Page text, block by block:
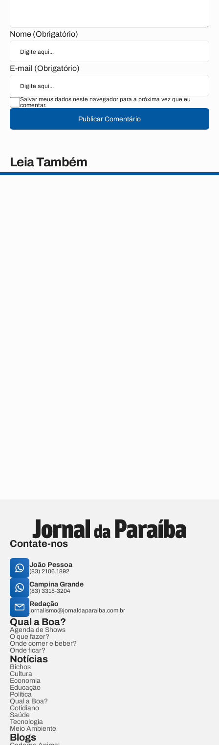
Nome (Obrigatório)
E-mail (Obrigatório)
Salvar meus dados neste navegador para a próxima vez que eu
comentar.
Publicar Comentário
Leia Também
Contate-nos
João Pessoa
(83) 2106.1892
Campina Grande
(83) 3315-3204
Redação
jornalismo@jornaldaparaiba.com.br
Qual a Boa?
Agenda de Shows
O que fazer?
Onde comer e beber?
Onde ficar?
Notícias
Bichos
Cultura
Economia
Educação
Política
Qual a Boa?
Cotidiano
Saúde
Tecnologia
Meio Ambiente
Blogs